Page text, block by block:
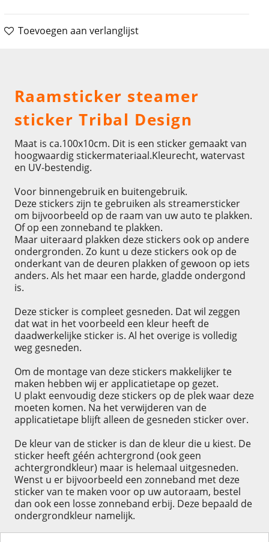
Toevoegen aan verlanglijst
Raamsticker steamer
sticker Tribal Design
Maat is ca.100x10cm. Dit is een sticker gemaakt van
hoogwaardig stickermateriaal.Kleurecht, watervast
en UV-bestendig.
Voor binnengebruik en buitengebruik.
Deze stickers zijn te gebruiken als streamersticker
om bijvoorbeeld op de raam van uw auto te plakken.
Of op een zonneband te plakken.
Maar uiteraard plakken deze stickers ook op andere
ondergronden. Zo kunt u deze stickers ook op de
onderkant van de deuren plakken of gewoon op iets
anders. Als het maar een harde, gladde ondergond
is.
Deze sticker is compleet gesneden. Dat wil zeggen
dat wat in het voorbeeld een kleur heeft de
daadwerkelijke sticker is. Al het overige is volledig
weg gesneden.
Om de montage van deze stickers makkelijker te
maken hebben wij er applicatietape op gezet.
U plakt eenvoudig deze stickers op de plek waar deze
moeten komen. Na het verwijderen van de
applicatietape blijft alleen de gesneden sticker over.
De kleur van de sticker is dan de kleur die u kiest. De
sticker heeft géén achtergrond (ook geen
achtergrondkleur) maar is helemaal uitgesneden.
Wenst u er bijvoorbeeld een zonneband met deze
sticker van te maken voor op uw autoraam, bestel
dan ook een losse zonneband erbij. Deze bepaald de
ondergrondkleur namelijk.